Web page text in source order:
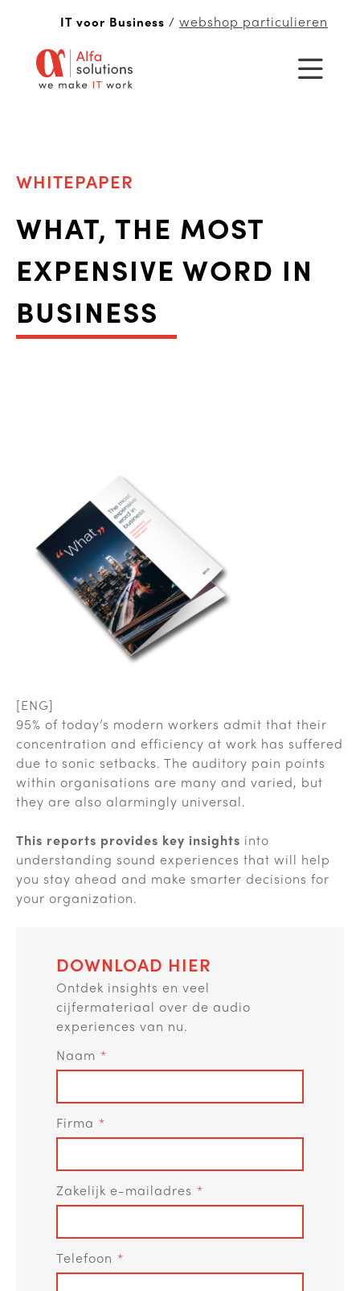
IT voor Business / webshop particulieren
WHITEPAPER
WHAT, THE MOST
EXPENSIVE WORD IN
BUSINESS
[ENG]
95% of today’s modern workers admit that their
concentration and efficiency at work has suffered
due to sonic setbacks. The auditory pain points
within organisations are many and varied, but
they are also alarmingly universal.
This reports provides key insights into
understanding sound experiences that will help
you stay ahead and make smarter decisions for
your organization.
DOWNLOAD HIER
Ontdek insights en veel
cijfermateriaal over de audio
experiences van nu.
Naam
Firma
Zakelijk e-mailadres
Telefoon